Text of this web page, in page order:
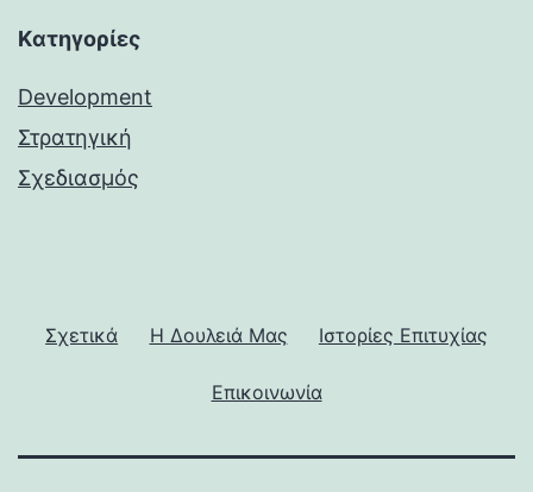
Kατηγορίες
Development
Στρατηγική
Σχεδιασμός
Σχετικά Η Δουλειά Μας Ιστορίες Επιτυχίας
Επικοινωνία